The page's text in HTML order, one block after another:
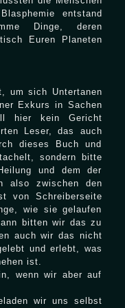
entstand
Dinge, deren
Euren Planeten
um sich Untertanen
Exkurs in Sachen
hier kein Gericht
Leser, das auch
dieses Buch und
sondern bitte
und dem der
also zwischen den
von Schreiberseite
wie sie gelaufen
bitten wir das zu
auch wir das nicht
und erlebt, was
ist.
wenn wir aber auf
wir uns selbst